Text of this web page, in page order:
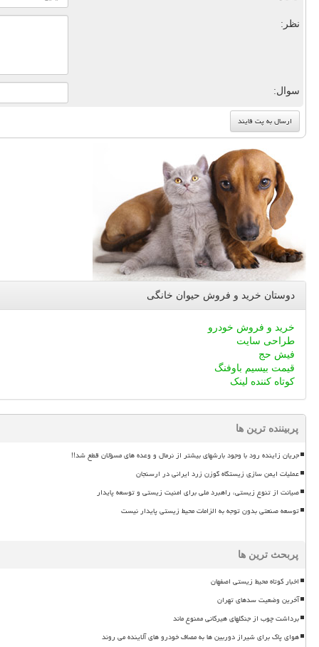
نظر:
سوال:
دوستان خرید و فروش حیوان خانگی
خرید و فروش خودرو
طراحی سایت
فیش حج
قیمت بیسیم باوفنگ
کوتاه کننده لینک
پربیننده ترین ها
جریان زاینده رود با وجود بارشهای بیشتر از نرمال و وعده های مسؤلان قطع شد!!
عملیات ایمن سازی زیستگاه گوزن زرد ایرانی در ارسنجان
صیانت از تنوع زیستی، راهبرد ملی برای امنیت زیستی و توسعه پایدار
توسعه صنعتی بدون توجه به الزامات محیط زیستی پایدار نیست
پربحث ترین ها
اخبار کوتاه محیط زیستی اصفهان
آخرین وضعیت سدهای تهران
برداشت چوب از جنگلهای هیرکانی ممنوع ماند
هوای پاک برای شیراز دوربین ها به مصاف خودرو های آلاینده می روند